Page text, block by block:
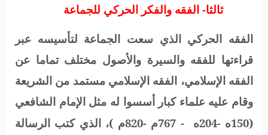
ثالثا- الفقه والفكر الحركي للجماعة
الفقه الحركي الذي سعت الجماعة لتأسيسه عبر
قراءتها للفقه والسيرة والأصول مختلف تماما عن
الفقه الإسلامي، الفقه الإسلامي مستمد من الشريعة
وقام عليه علماء كبار أسسوا له مثل الإمام الشافعي
(150ه -204ه
- 767م -820م )، الذي كتب الرسالة